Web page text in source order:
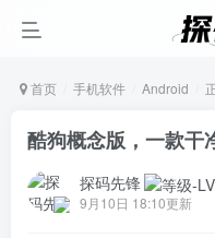
首页 手机软件 Android
酷狗概念版，一款干
探码先锋
9月10日 18:10更新